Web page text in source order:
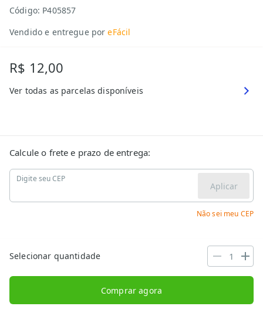
Código: P405857
Vendido e entregue por eFácil
R$ 12,00
Ver todas as parcelas disponíveis
Calcule o frete e prazo de entrega:
Digite seu CEP
Aplicar
Não sei meu CEP
Selecionar quantidade
Comprar agora